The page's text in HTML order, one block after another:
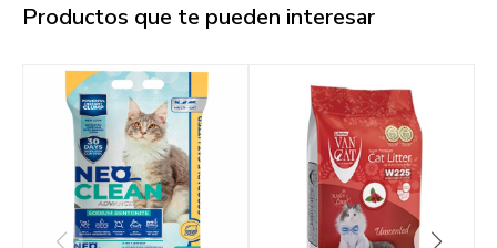
Productos que te pueden interesar